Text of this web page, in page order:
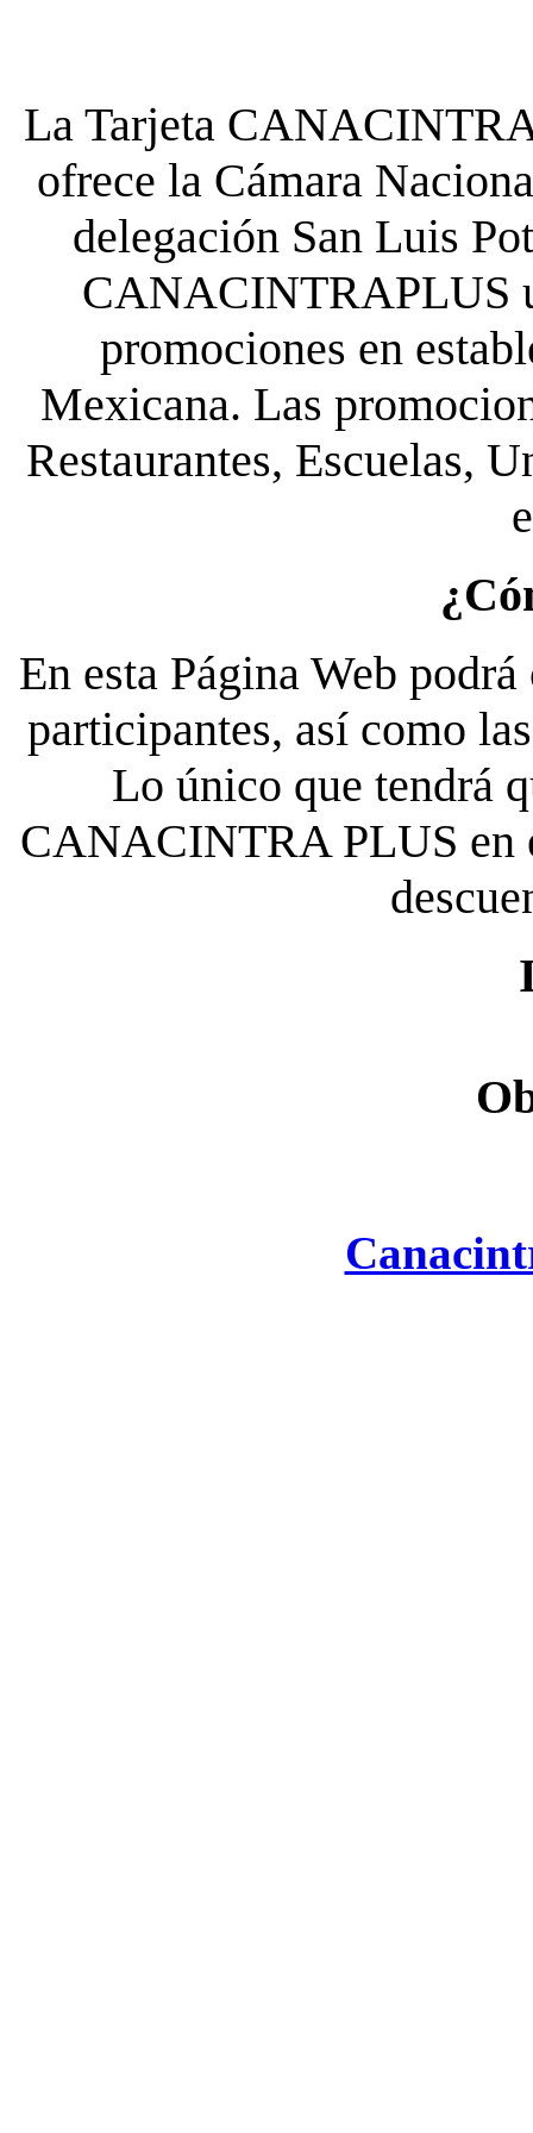
La Tarjeta
ofrece la Cámara
delegación San Luis
CANACINTRAPLUS
promociones en
Mexicana. Las
Restaurantes, Escuelas,
En esta Página Web
participantes, así como
Lo único que tendrá
CANACINTRA PLUS en